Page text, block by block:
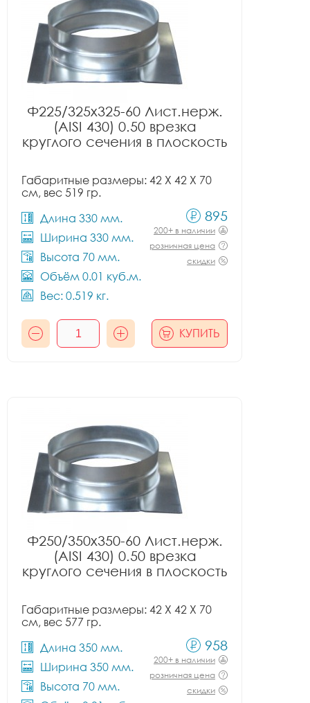
Ф225/325x325-60 Лист.нерж.
(AISI 430) 0.50 врезка
круглого сечения в плоскость
Габаритные размеры: 42 X 42 X 70
см, вес 519 гр.
Длина 330 мм.
Ширина 330 мм.
Высота 70 мм.
Объём 0.01 куб.м.
Вес: 0.519 кг.
895
200+ в наличии
розничная цена
скидки
КУПИТЬ
Ф250/350x350-60 Лист.нерж.
(AISI 430) 0.50 врезка
круглого сечения в плоскость
Габаритные размеры: 42 X 42 X 70
см, вес 577 гр.
Длина 350 мм.
Ширина 350 мм.
Высота 70 мм.
958
200+ в наличии
розничная цена
скидки